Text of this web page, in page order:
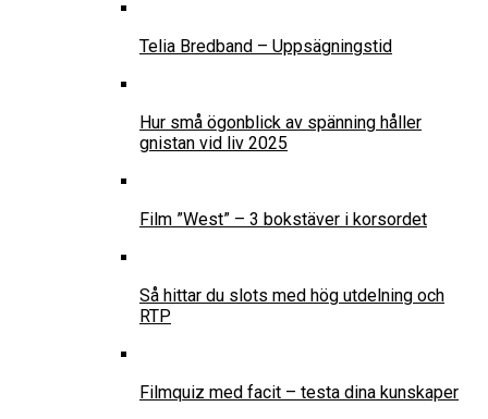
Telia Bredband – Uppsägningstid
Hur små ögonblick av spänning håller
gnistan vid liv 2025
Film ”West” – 3 bokstäver i korsordet
Så hittar du slots med hög utdelning och
RTP
Filmquiz med facit – testa dina kunskaper